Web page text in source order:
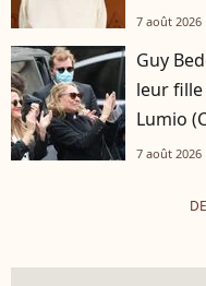
7 août 2026
Guy
leur
Lumio
7 août 2026